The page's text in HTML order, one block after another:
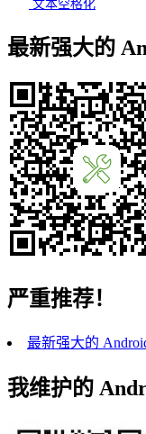
文本空格化
最新强大的
严重推荐！
最新强大的
我维护的